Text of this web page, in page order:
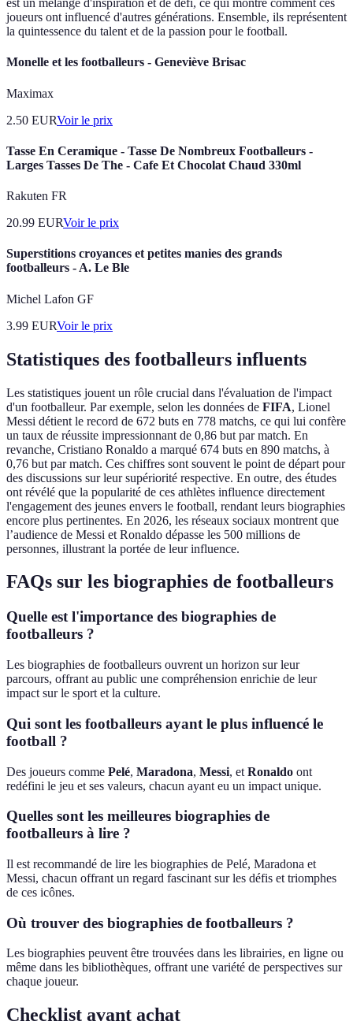
est un mélange d'inspiration et de défi, ce qui montre comment ces
joueurs ont influencé d'autres générations. Ensemble, ils représentent
la quintessence du talent et de la passion pour le football.
Monelle et les footballeurs - Geneviève Brisac
Maximax
2.50 EURVoir le prix
Tasse En Ceramique - Tasse De Nombreux Footballeurs -
Larges Tasses De The - Cafe Et Chocolat Chaud 330ml
Rakuten FR
20.99 EURVoir le prix
Superstitions croyances et petites manies des grands
footballeurs - A. Le Ble
Michel Lafon GF
3.99 EURVoir le prix
Statistiques des footballeurs influents
Les statistiques jouent un rôle crucial dans l'évaluation de l'impact
d'un footballeur. Par exemple, selon les données de FIFA, Lionel
Messi détient le record de 672 buts en 778 matchs, ce qui lui confère
un taux de réussite impressionnant de 0,86 but par match. En
revanche, Cristiano Ronaldo a marqué 674 buts en 890 matchs, à
0,76 but par match. Ces chiffres sont souvent le point de départ pour
des discussions sur leur supériorité respective. En outre, des études
ont révélé que la popularité de ces athlètes influence directement
l'engagement des jeunes envers le football, rendant leurs biographies
encore plus pertinentes. En 2026, les réseaux sociaux montrent que
l’audience de Messi et Ronaldo dépasse les 500 millions de
personnes, illustrant la portée de leur influence.
FAQs sur les biographies de footballeurs
Quelle est l'importance des biographies de
footballeurs ?
Les biographies de footballeurs ouvrent un horizon sur leur
parcours, offrant au public une compréhension enrichie de leur
impact sur le sport et la culture.
Qui sont les footballeurs ayant le plus influencé le
football ?
Des joueurs comme Pelé, Maradona, Messi, et Ronaldo ont
redéfini le jeu et ses valeurs, chacun ayant eu un impact unique.
Quelles sont les meilleures biographies de
footballeurs à lire ?
Il est recommandé de lire les biographies de Pelé, Maradona et
Messi, chacun offrant un regard fascinant sur les défis et triomphes
de ces icônes.
Où trouver des biographies de footballeurs ?
Les biographies peuvent être trouvées dans les librairies, en ligne ou
même dans les bibliothèques, offrant une variété de perspectives sur
chaque joueur.
Checklist avant achat